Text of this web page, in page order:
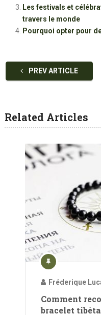
Les festivals et
travers le monde
Pourquoi opter pour
PREV ARTICLE
Related Articles
Fréderique
Comment
bracelet